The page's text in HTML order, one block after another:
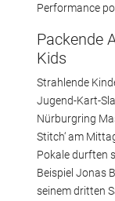
Performance
Packende
Kids
Strahlende
Jugend-Kart-
Nürburgring
Stitch‘ am
Pokale durften
Beispiel Jonas
seinem dritten